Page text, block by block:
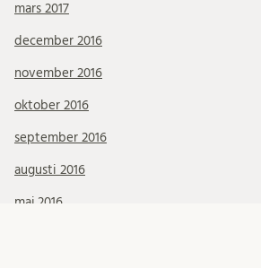
mars 2017
december 2016
november 2016
oktober 2016
september 2016
augusti 2016
maj 2016